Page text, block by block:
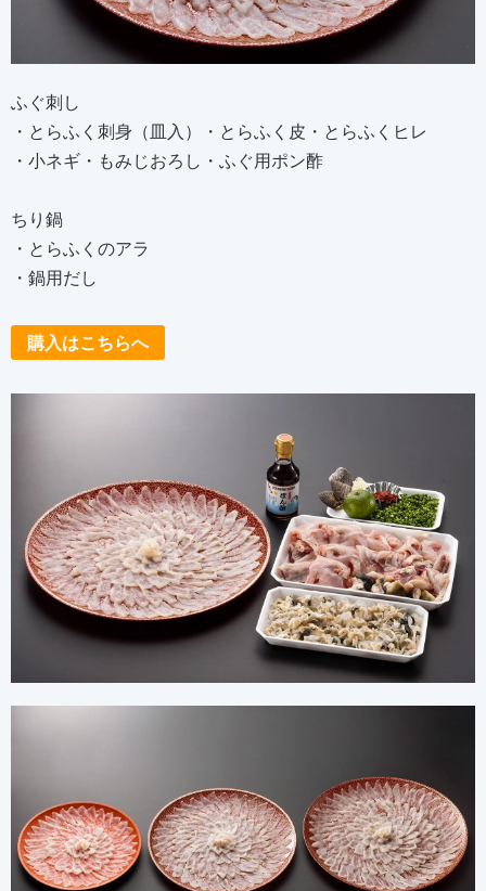
ふぐ刺し
・とらふく刺身（皿入）・とらふく皮・とらふくヒレ
・小ネギ・もみじおろし・ふぐ用ポン酢
ちり鍋
・とらふくのアラ
・鍋用だし
購入はこちらへ